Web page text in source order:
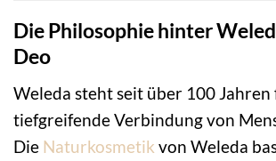
Die Philosophie hinter
Deo
Weleda steht seit über 100 Jahren
tiefgreifende Verbindung von
Die Naturkosmetik von Weleda